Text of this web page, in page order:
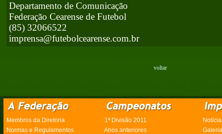
Departamento de Comunicação
Federação Cearense de Futebol
(85) 32066522
imprensa@futebolcearense.com.br
voltar
Membros da Diretoria 1ª Divisão 2011
Normas e Regulamentos
Anos anteriores